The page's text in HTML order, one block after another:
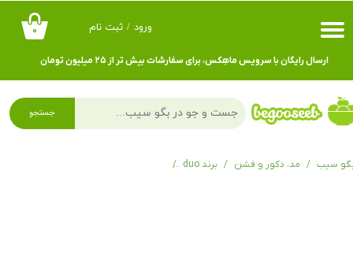
۰ ورود / ثبت نام
حساب کاربری من
تغییر گذر واژه
سفارشات
ارسال رایگان با سرویس ماهِکس، برای سفارشات بیش تر از ۲۵ میلیون تومان
جستجو
سیب مد، دکور و فشن برند duo